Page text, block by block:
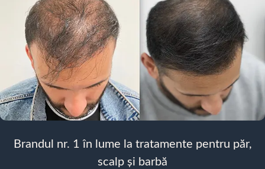
Brandul nr. 1 în lume la tratamente pentru păr,
scalp și barbă